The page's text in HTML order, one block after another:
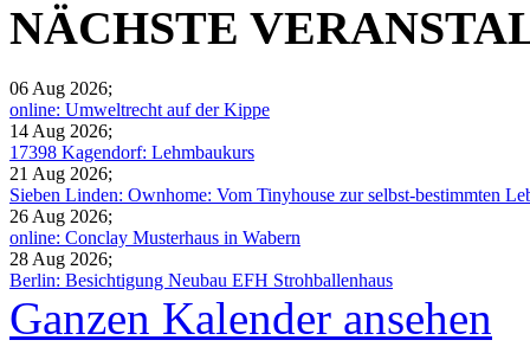
NÄCHSTE
06 Aug 2026;
online: Umweltrecht auf der Kippe
14 Aug 2026;
17398 Kagendorf: Lehmbaukurs
21 Aug 2026;
Sieben Linden: Ownhome: Vom Tinyhouse zur selbst-bestimmten
26 Aug 2026;
online: Conclay Musterhaus in Wabern
28 Aug 2026;
Berlin: Besichtigung Neubau EFH Strohballenhaus
Ganzen Kalender ansehen